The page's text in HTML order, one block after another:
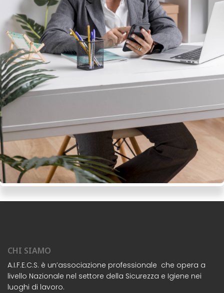
CHI SIAMO
A.I.F.E.C.S. è un’associazione professionale che opera a
livello Nazionale nel settore della Sicurezza e Igiene nei
luoghi di lavoro.